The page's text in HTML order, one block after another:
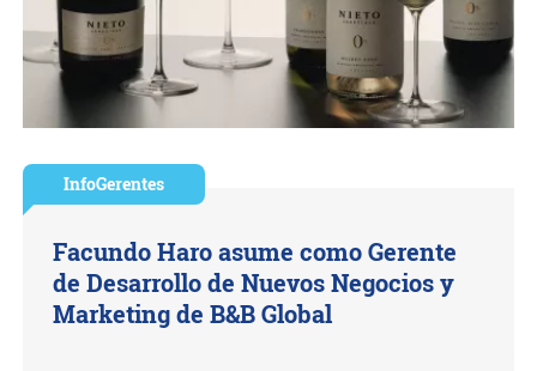
InfoGerentes
Facundo Haro asume como Gerente
de Desarrollo de Nuevos Negocios y
Marketing de B&B Global